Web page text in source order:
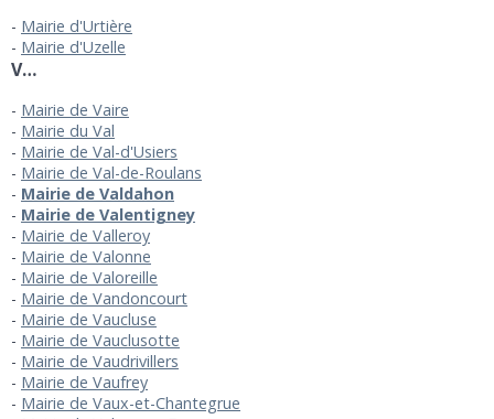
Mairie d'Urtière
Mairie d'Uzelle
V…
Mairie de Vaire
Mairie du Val
Mairie de Val-d'Usiers
Mairie de Val-de-Roulans
Mairie de Valdahon
Mairie de Valentigney
Mairie de Valleroy
Mairie de Valonne
Mairie de Valoreille
Mairie de Vandoncourt
Mairie de Vaucluse
Mairie de Vauclusotte
Mairie de Vaudrivillers
Mairie de Vaufrey
Mairie de Vaux-et-Chantegrue